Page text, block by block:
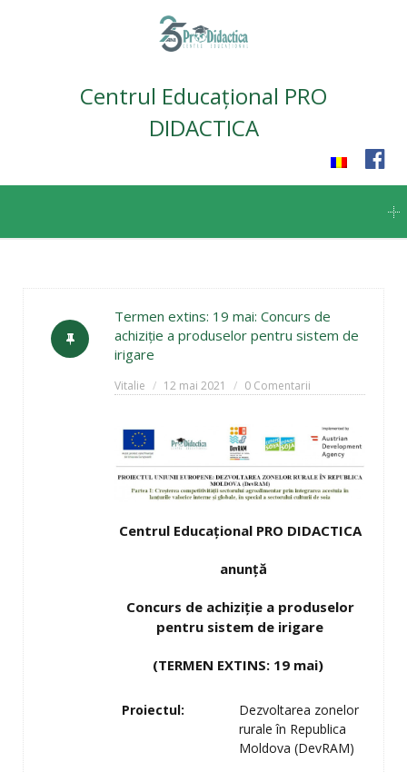
Centrul Educațional PRO
DIDACTICA
content
Termen extins: 19 mai: Concurs de
achiziție a produselor pentru sistem de
irigare
Vitalie 12 mai 2021 0 Comentarii
Centrul Educațional PRO DIDACTICA
anunță
Concurs de achiziție a produselor
pentru sistem de irigare
(TERMEN EXTINS: 19 mai)
Proiectul:
Dezvoltarea zonelor
rurale în Republica
Moldova (DevRAM)